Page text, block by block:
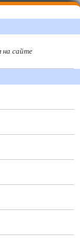
на сайте